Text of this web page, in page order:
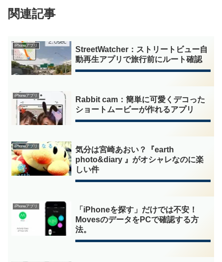
関連記事
iPhoneアプリ
StreetWatcher：ストリートビュー自
動再生アプリで旅行前にルート確認
iPhoneアプリ
Rabbit cam：簡単に可愛くデコった
ショートムービーが作れるアプリ
iPhoneアプリ
気分は宮崎あおい？『earth
photo&diary 』がオシャレなのに楽
しい件
iPhoneアプリ
「iPhoneを探す」だけでは不安！
MovesのデータをPCで確認する方
法。